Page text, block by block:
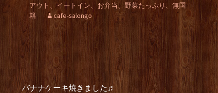
アウト、イートイン、お弁当、野菜たっぷり、無国
籍
cafe-salongo
バナナケーキ焼きました♬